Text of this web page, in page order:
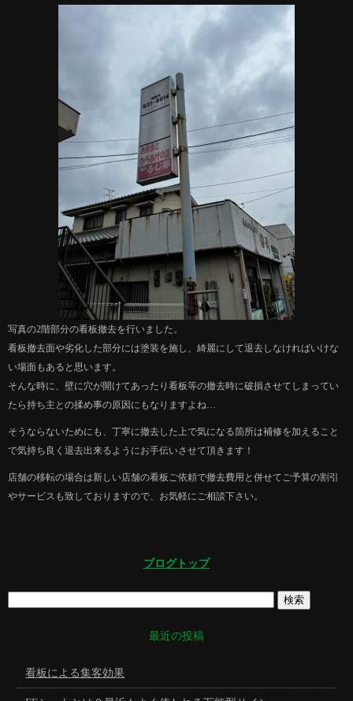
写真の2階部分の看板撤去を行いました。
看板撤去面や劣化した部分には塗装を施し、綺麗にして退去しなければいけな
い場面もあると思います。
そんな時に、壁に穴が開けてあったり看板等の撤去時に破損させてしまってい
たら持ち主との揉め事の原因にもなりますよね…
そうならないためにも、丁寧に撤去した上で気になる箇所は補修を加えること
で気持ち良く退去出来るようにお手伝いさせて頂きます！
店舗の移転の場合は新しい店舗の看板ご依頼で撤去費用と併せてご予算の割引
やサービスも致しておりますので、お気軽にご相談下さい。
ブログトップ
最近の投稿
看板による集客効果